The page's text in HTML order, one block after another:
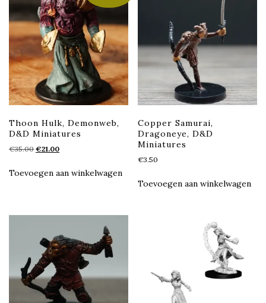
Thoon Hulk, Demonweb,
D&D Miniatures
€35.00 Oorspronkelijke
was:
€21.00Huidige
is:
Toevoegen aan winkelwagen
Copper Samurai,
Dragoneye, D&D
Miniatures
€3.50
Toevoegen aan winkelwagen